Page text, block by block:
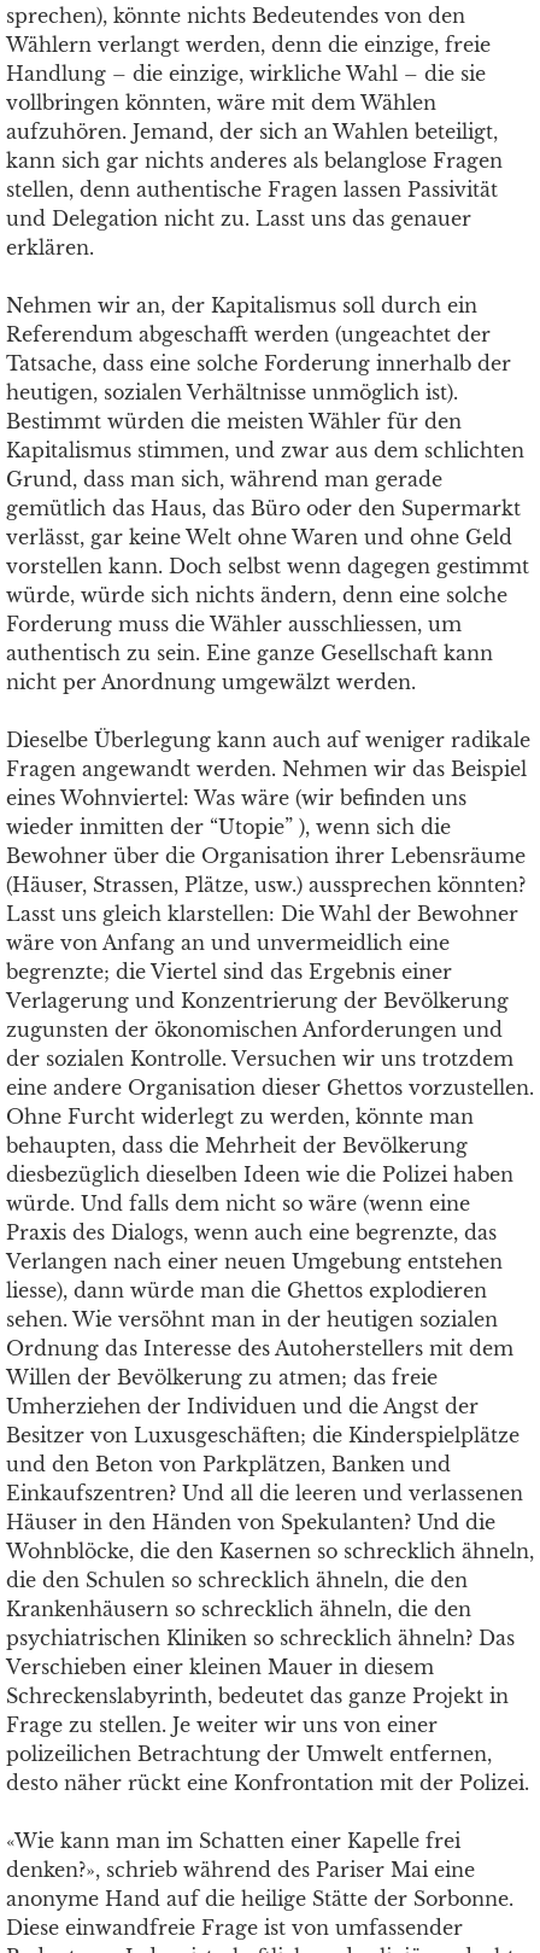
sprechen), könnte nichts Bedeutendes von den
Wählern verlangt werden, denn die einzige, freie
Handlung – die einzige, wirkliche Wahl – die sie
vollbringen könnten, wäre mit dem Wählen
aufzuhören. Jemand, der sich an Wahlen beteiligt,
kann sich gar nichts anderes als belanglose Fragen
stellen, denn authentische Fragen lassen Passivität
und Delegation nicht zu. Lasst uns das genauer
erklären.
Nehmen wir an, der Kapitalismus soll durch ein
Referendum abgeschafft werden (ungeachtet der
Tatsache, dass eine solche Forderung innerhalb der
heutigen, sozialen Verhältnisse unmöglich ist).
Bestimmt würden die meisten Wähler für den
Kapitalismus stimmen, und zwar aus dem schlichten
Grund, dass man sich, während man gerade
gemütlich das Haus, das Büro oder den Supermarkt
verlässt, gar keine Welt ohne Waren und ohne Geld
vorstellen kann. Doch selbst wenn dagegen gestimmt
würde, würde sich nichts ändern, denn eine solche
Forderung muss die Wähler ausschliessen, um
authentisch zu sein. Eine ganze Gesellschaft kann
nicht per Anordnung umgewälzt werden.
Dieselbe Überlegung kann auch auf weniger radikale
Fragen angewandt werden. Nehmen wir das Beispiel
eines Wohnviertel: Was wäre (wir befinden uns
wieder inmitten der “Utopie” ), wenn sich die
Bewohner über die Organisation ihrer Lebensräume
(Häuser, Strassen, Plätze, usw.) aussprechen könnten?
Lasst uns gleich klarstellen: Die Wahl der Bewohner
wäre von Anfang an und unvermeidlich eine
begrenzte; die Viertel sind das Ergebnis einer
Verlagerung und Konzentrierung der Bevölkerung
zugunsten der ökonomischen Anforderungen und
der sozialen Kontrolle. Versuchen wir uns trotzdem
eine andere Organisation dieser Ghettos vorzustellen.
Ohne Furcht widerlegt zu werden, könnte man
behaupten, dass die Mehrheit der Bevölkerung
diesbezüglich dieselben Ideen wie die Polizei haben
würde. Und falls dem nicht so wäre (wenn eine
Praxis des Dialogs, wenn auch eine begrenzte, das
Verlangen nach einer neuen Umgebung entstehen
liesse), dann würde man die Ghettos explodieren
sehen. Wie versöhnt man in der heutigen sozialen
Ordnung das Interesse des Autoherstellers mit dem
Willen der Bevölkerung zu atmen; das freie
Umherziehen der Individuen und die Angst der
Besitzer von Luxusgeschäften; die Kinderspielplätze
und den Beton von Parkplätzen, Banken und
Einkaufszentren? Und all die leeren und verlassenen
Häuser in den Händen von Spekulanten? Und die
Wohnblöcke, die den Kasernen so schrecklich ähneln,
die den Schulen so schrecklich ähneln, die den
Krankenhäusern so schrecklich ähneln, die den
psychiatrischen Kliniken so schrecklich ähneln? Das
Verschieben einer kleinen Mauer in diesem
Schreckenslabyrinth, bedeutet das ganze Projekt in
Frage zu stellen. Je weiter wir uns von einer
polizeilichen Betrachtung der Umwelt entfernen,
desto näher rückt eine Konfrontation mit der Polizei.
«Wie kann man im Schatten einer Kapelle frei
denken?», schrieb während des Pariser Mai eine
anonyme Hand auf die heilige Stätte der Sorbonne.
Diese einwandfreie Frage ist von umfassender